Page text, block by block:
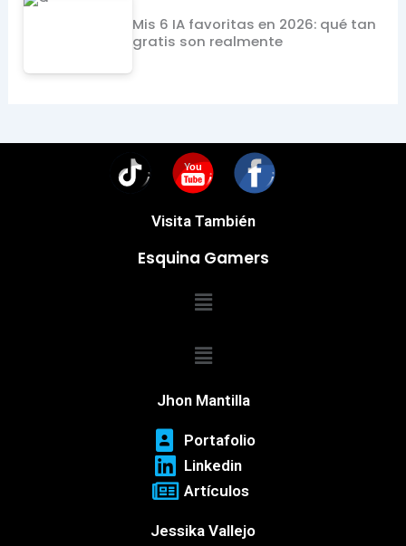
Mis 6 IA favoritas en 2026: qué tan
gratis son realmente
You
Visita También
Esquina Gamers
Menú
Menú
Jhon Mantilla
Portafolio
Linkedin
Artículos
Jessika Vallejo